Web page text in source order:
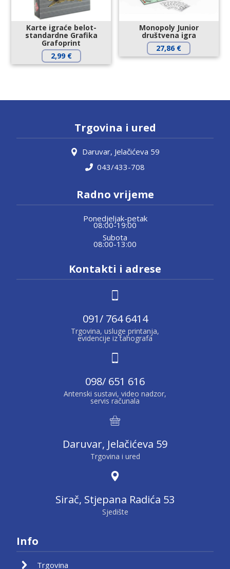
Karte igraće belot-
standardne Grafika
Grafoprint
2,99 €
Monopoly Junior
društvena igra
27,86 €
Trgovina i ured
Daruvar, Jelačićeva 59
043/433-708
Radno vrijeme
Ponedjeljak-petak
08:00-19:00
Subota
08:00-13:00
Kontakti i adrese
091/ 764 6414
Trgovina, usluge printanja,
evidencije iz tahografa
098/ 651 616
Antenski sustavi, video nadzor,
servis računala
Daruvar, Jelačićeva 59
Trgovina i ured
Sirač, Stjepana Radića 53
Sjedište
Info
Trgovina